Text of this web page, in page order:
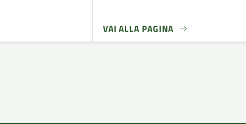
VAI ALLA PAGINA